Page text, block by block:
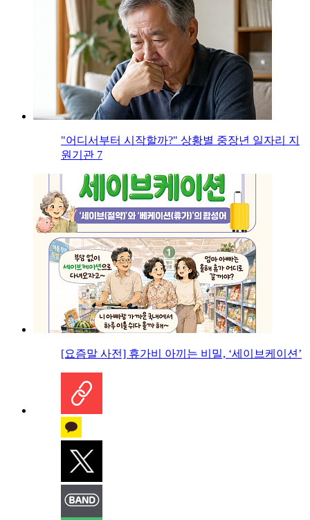
"어디서부터 시작할까?" 상황별 중장년 일자리 지
원기관 7
[요즘말 사전] 휴가비 아끼는 비밀, ‘세이브케이션’